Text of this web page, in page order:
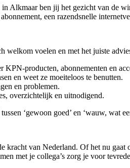
Alkmaar ben jij het gezicht van de
een razendsnelle
welkom voelen en met het juiste
KPN-producten, abonnementen en
en weet ze moeiteloos te benutten.
en problemen.
overzichtelijk en uitnodigend.
‘gewoon goed’ en ‘wauw, wat
kracht van Nederland. Of het nu
met je collega’s zorg je voor